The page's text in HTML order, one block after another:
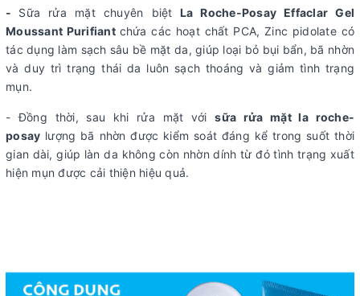
- Sữa rửa mặt chuyên biệt La Roche-Posay Effaclar Gel
Moussant Purifiant chứa các hoạt chất PCA, Zinc pidolate có
tác dụng làm sạch sâu bề mặt da, giúp loại bỏ bụi bẩn, bã nhờn
và duy trì trạng thái da luôn sạch thoáng và giảm tình trạng
mụn.
- Đồng thời, sau khi rửa mặt vớisữa rửa mặt la roche-
posay lượng bã nhờn được kiểm soát đáng kể trong suốt thời
gian dài, giúp làn da không còn nhờn dính từ đó tình trạng xuất
hiện mụn được cải thiện hiệu quả.